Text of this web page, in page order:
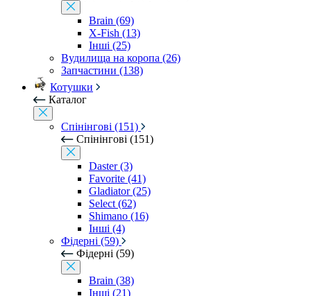
Brain (69)
X-Fish (13)
Інші (25)
Вудилища на коропа (26)
Запчастини (138)
Котушки
Каталог
Спінінгові (151)
Спінінгові (151)
Daster (3)
Favorite (41)
Gladiator (25)
Select (62)
Shimano (16)
Інші (4)
Фідерні (59)
Фідерні (59)
Brain (38)
Інші (21)